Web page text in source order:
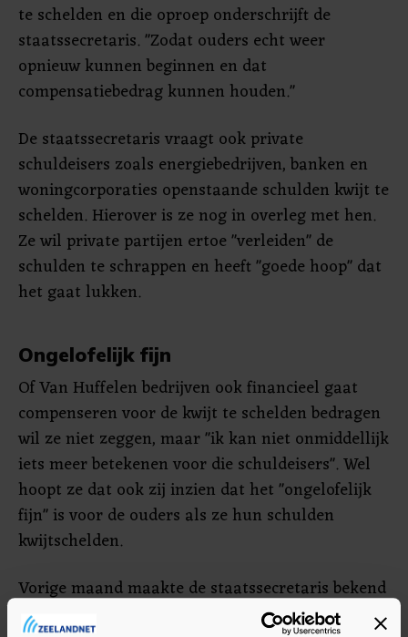
te schelden en die oproep onderschrijft de
staatssecretaris. "Zodat ouders echt weer
opnieuw kunnen beginnen en dat
compensatiebedrag kunnen houden."
De staatssecretaris vraagt ook private
schuldeisers zoals energiebedrijven, banken en
woningcorporaties openstaande schulden kwijt te
schelden. Hierover is ze nog in overleg met hen.
Ze wil private partijen ertoe "verleiden" de
schulden te schrappen en heeft "goede hoop" dat
het gaat lukken.
Ongelofelijk fijn
Of Van Huffelen bedrijven ook financieel gaat
compenseren voor de kwijt te schelden bedragen
wil ze niet zeggen, maar "ik kan niet onmiddellijk
iets meer betekenen voor die schuldeisers". Wel
hoopt ze dat ook zij inzien dat het "ongelofelijk
fijn" is voor de ouders als ze hun schulden
kwijtschelden.
Vorige maand maakte de staatssecretaris bekend
dat alle slachtoffers recht hebben op ten minste